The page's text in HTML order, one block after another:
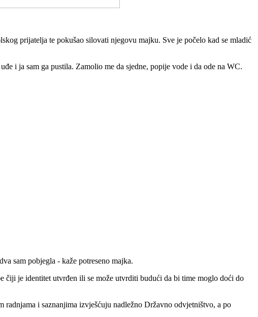
prijatelja te pokušao silovati njegovu majku. Sve je počelo kad se mladić
i ja sam ga pustila. Zamolio me da sjedne, popije vode i da ode na WC.
sam pobjegla - kaže potreseno majka.
čiji je identitet utvrđen ili se može utvrditi budući da bi time moglo doći do
i saznanjima izvješćuju nadležno Državno odvjetništvo, a po